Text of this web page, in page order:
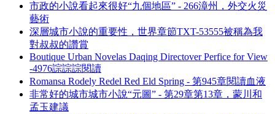
市政的小說看起來很好“九個地區” - 266漳州，外交火災
藝術
深層城市小說的重要性，世界章節TXT-53555被稱為我
對叔叔的讚賞
Boutique Urban Novelas Daqing Directover Perfice for View
-4976誴誴誴閱讀
Romansa Rodely Redel Red Eld Spring - 第945章閱讀血液
非常好的城市城市小說“元圖” - 第29章第13章，蒙川和
孟玉建議